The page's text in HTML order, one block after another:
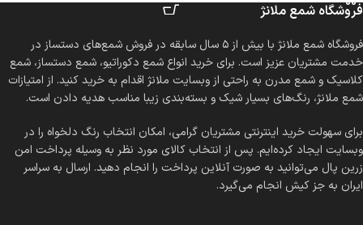
فروشگاه شمع ملانژ
فروشگاه شمع ملانژ با بیش از ۵ سال سابقه در فروش شمع‌های دستساز در
خدمت مشتریان عزیز است. برای خرید انواع شمع دکوراتیو، شمع دستساز، شمع
کلاسیک و شمع مدرن به راحتی از وبسایت ملانژ اقدام به خرید کنید. از امتیازات
شمع ملانژ، رنگ‌های بسیار شیک و بسته‌بندی زیبا مناسب هدیه دادن است.
برای سهولت خرید اینترنتی مشتریان گرامی، امکان انتخاب رنگ دلخواه را در
وبسایت ایجاد کرده‌ایم. پس از انتخاب کالای مورد نظر به وسیله پرداخت امن
زرین پال می‌توانید به صورت آنلاین پرداخت را انجام دهید. ارسال به سراسر
ایران به جز کیش انجام می‌گیرد.